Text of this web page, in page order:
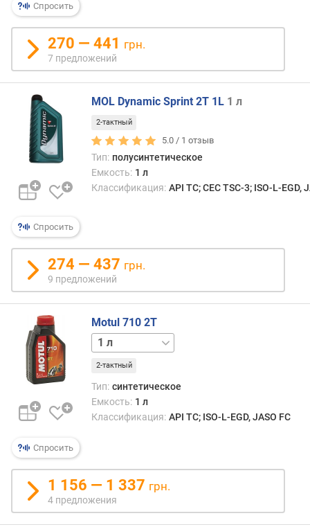
Спросить
270 — 441 грн.
7 предложений
Спросить
MOL Dynamic Sprint 2T 1L 1 л
2-тактный
5.0 / 1 отзыв
Тип: полусинтетическое
Емкость: 1 л
Классификация: API TC; CEC TSC-3; ISO-L-EGD,
274 — 437 грн.
9 предложений
Спросить
Motul 710 2T
4 л
2-тактный
Тип: синтетическое
Емкость: 1 л
Классификация: API ТС; ISO-L-EGD, JASO FC
1 156 — 1 337 грн.
4 предложения